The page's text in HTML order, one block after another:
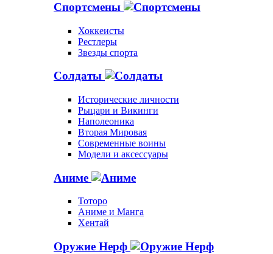
Спортсмены
Хоккеисты
Рестлеры
Звезды спорта
Солдаты
Исторические личности
Рыцари и Викинги
Наполеоника
Вторая Мировая
Современные воины
Модели и аксессуары
Аниме
Тоторо
Аниме и Манга
Хентай
Оружие Нерф